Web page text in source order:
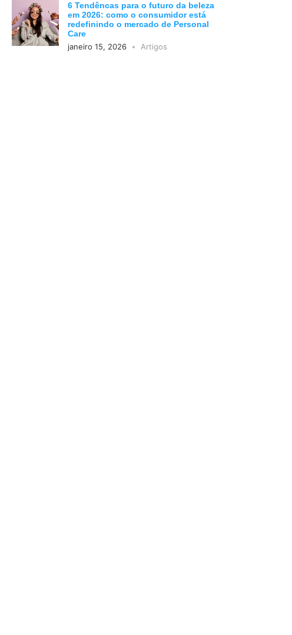
6 Tendêncas para o futuro da beleza
em 2026: como o consumidor está
redefinindo o mercado de Personal
Care
janeiro 15, 2026
Artigos